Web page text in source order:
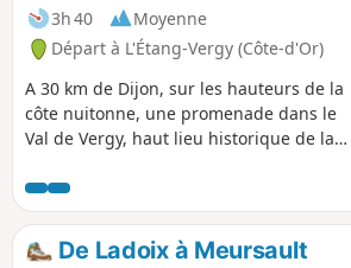
3h 40
Moyenne
Départ à L'Étang-Vergy (Côte-d'Or)
A 30 km de Dijon, sur les hauteurs de la
côte nuitonne, une promenade dans le
Val de Vergy, haut lieu historique de la
Vergy, prestigieuse famille ancrée au
plus profond des mémoires passées et
actuelles. Étang Vergy, Abbaye Saint
Vivant, Curtil-Vergy, Bévy sur notre
De Ladoix à Meursault